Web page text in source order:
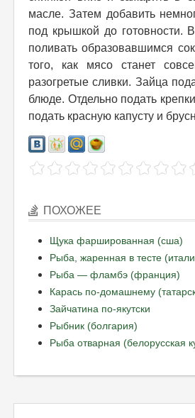
масле. Затем добавить
под крышкой до готовности.
поливать образовавшимся
того, как мясо станет
разогретые сливки. Зайца
блюде. Отдельно подать
подать красную капусту и
ПОХОЖЕЕ
Щука фаршированная (сша)
Рыба, жаренная в тесте
Рыба — фламбэ (франция)
Карась по-домашнему
Зайчатина по-якутски
Рыбник (болгария)
Рыба отварная (белорусская